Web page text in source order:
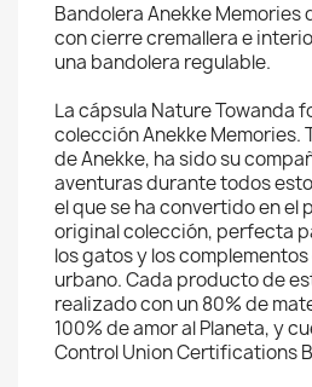
Bandolera Anekke Memories
con cierre cremallera e
una bandolera regulable.
La cápsula Nature Towanda
colección Anekke Memories.
de Anekke, ha sido su
aventuras durante todos
el que se ha convertido en el
original colección, perfecta
los gatos y los
urbano. Cada producto de
realizado con un 80% de
100% de amor al Planeta, y
Control Union Certifications